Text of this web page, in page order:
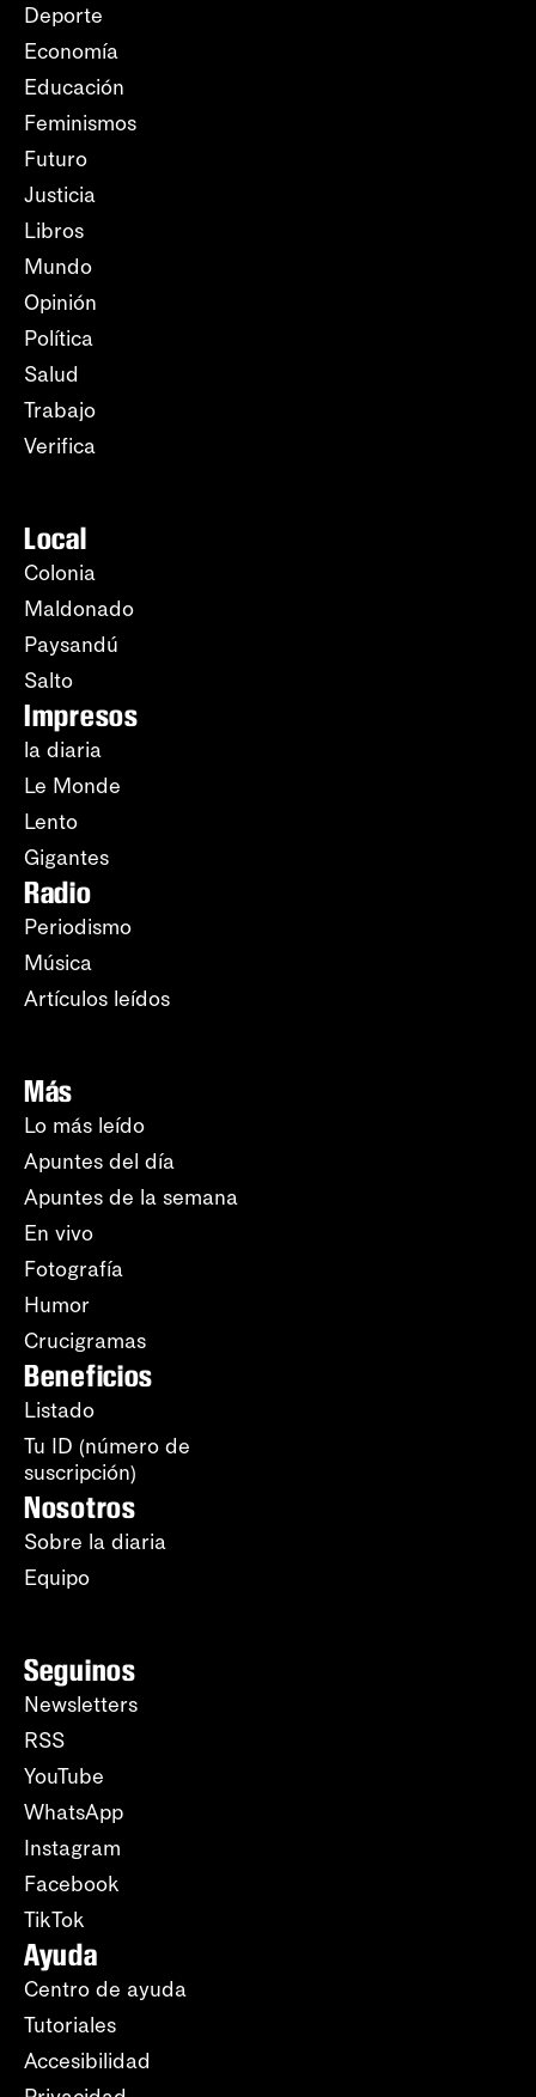
Deporte
Economía
Educación
Feminismos
Futuro
Justicia
Libros
Mundo
Opinión
Política
Salud
Trabajo
Verifica
Local
Colonia
Maldonado
Paysandú
Salto
Impresos
la diaria
Le Monde
Lento
Gigantes
Radio
Periodismo
Música
Artículos leídos
Más
Lo más leído
Apuntes del día
Apuntes de la semana
En vivo
Fotografía
Humor
Crucigramas
Beneficios
Listado
Tu ID (número de
suscripción)
Nosotros
Sobre la diaria
Equipo
Seguinos
Newsletters
RSS
YouTube
WhatsApp
Instagram
Facebook
TikTok
Ayuda
Centro de ayuda
Tutoriales
Accesibilidad